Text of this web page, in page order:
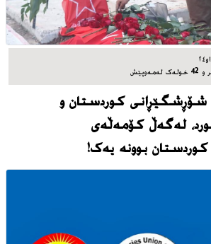
کوردستان و
له‌گه‌ڵ کۆمەڵەی
بوونه‌ یه‌ک!